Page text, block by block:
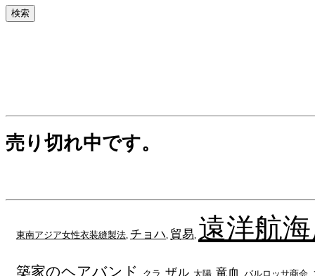
売り切れ中です。
東南アジア女性衣装縫製法 チョハ 貿易 遠洋航
築家のヘアバンド クラ ザル 太陽 竜血 バルロッサ商会